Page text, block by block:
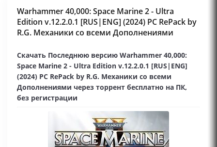
Warhammer 40,000: Space Marine 2 - Ultra
Edition v.12.2.0.1 [RUS|ENG] (2024) PC RePack by
R.G. Механики со всеми Дополнениями
Скачать Последнюю версию Warhammer 40,000:
Space Marine 2 - Ultra Edition v.12.2.0.1 [RUS|ENG]
(2024) PC RePack by R.G. Механики со всеми
Дополнениями через торрент бесплатно на ПК,
без регистрации